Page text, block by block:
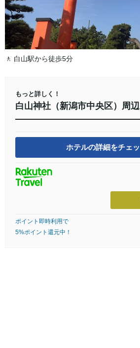
🚶 白山駅から徒歩5分
もっと詳しく！
白山神社（新潟市中央区）周
ホテルの詳細をチェ
ポイント即時利用で
5%ポイント還元中！